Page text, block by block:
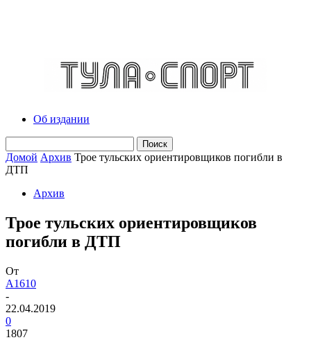
Об издании
Домой Архив Трое тульских ориентировщиков погибли в
ДТП
Архив
Трое тульских ориентировщиков
погибли в ДТП
От
A1610
-
22.04.2019
0
1807